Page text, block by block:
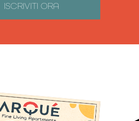
ISCRIVITI ORA